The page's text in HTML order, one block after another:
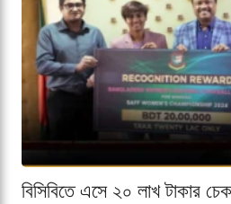
বিসিবিতে এসে ২০ লাখ টাকার